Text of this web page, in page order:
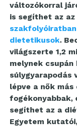
változókorral
is segíthet az
dietetikusok.
világszerte 1,2
melynek
súlygyarapodás
lépve a nők más
fogékonyabbak,
segíthet az a
Egyetem